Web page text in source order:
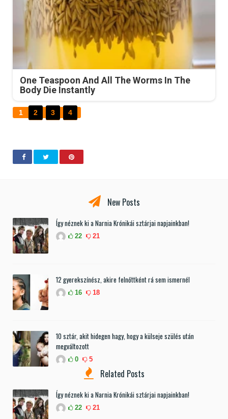
One Teaspoon And All The Worms In The
Body Die Instantly
1 2 3 4
New Posts
Így néznek ki a Narnia Krónikái sztárjai napjainkban!
22 21
12 gyerekszínész, akire felnőttként rá sem ismernél
16 18
10 sztár, akit hidegen hagy, hogy a külseje szülés után
megváltozott
0 5
Related Posts
Így néznek ki a Narnia Krónikái sztárjai napjainkban!
22 21